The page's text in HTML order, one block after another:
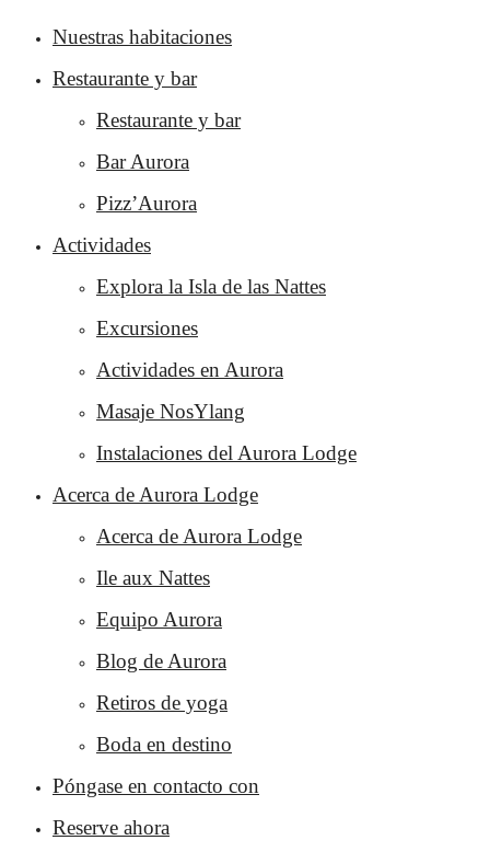
Nuestras habitaciones
Restaurante y bar
Restaurante y bar
Bar Aurora
Pizz’Aurora
Actividades
Explora la Isla de las Nattes
Excursiones
Actividades en Aurora
Masaje NosYlang
Instalaciones del Aurora Lodge
Acerca de Aurora Lodge
Acerca de Aurora Lodge
Ile aux Nattes
Equipo Aurora
Blog de Aurora
Retiros de yoga
Boda en destino
Póngase en contacto con
Reserve ahora